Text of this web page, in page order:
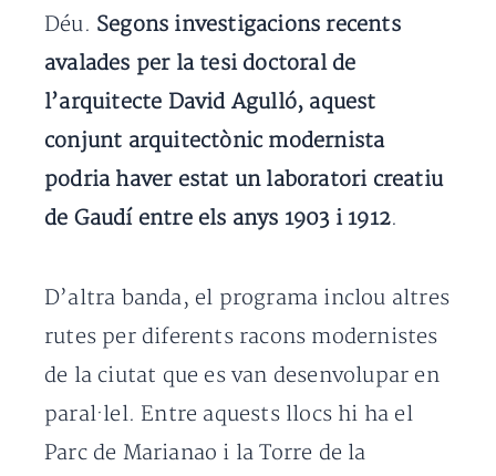
Déu. Segons investigacions recents
avalades per la tesi doctoral de
l’arquitecte David Agulló, aquest
conjunt arquitectònic modernista
podria haver estat un laboratori creatiu
de Gaudí entre els anys 1903 i 1912.
D’altra banda, el programa inclou altres
rutes per diferents racons modernistes
de la ciutat que es van desenvolupar en
paral·lel. Entre aquests llocs hi ha el
Parc de Marianao i la Torre de la